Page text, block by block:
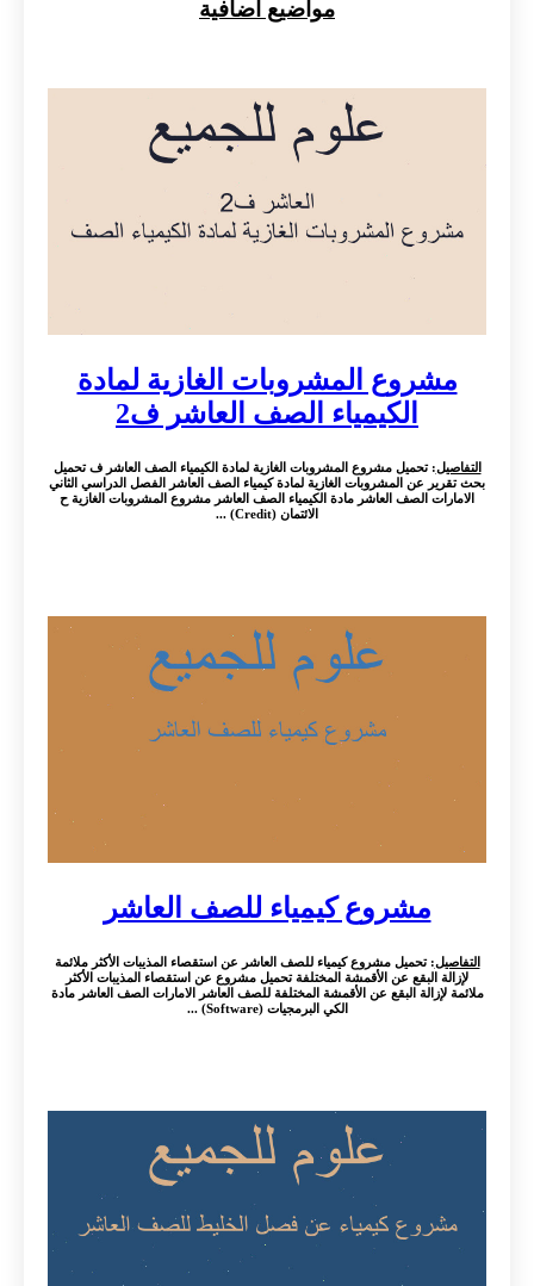
مواضيع اضافية
مشروع المشروبات الغازية لمادة
الكيمياء الصف العاشر ف2
التفاصيل: تحميل مشروع المشروبات الغازية لمادة الكيمياء الصف العاشر ف تحميل
بحث تقرير عن المشروبات الغازية لمادة كيمياء الصف العاشر الفصل الدراسي الثاني
الامارات الصف العاشر مادة الكيمياء الصف العاشر مشروع المشروبات الغازية ح
الائتمان (Credit) ...
مشروع كيمياء للصف العاشر
التفاصيل: تحميل مشروع كيمياء للصف العاشر عن استقصاء المذيبات الأكثر ملائمة
لإزالة البقع عن الأقمشة المختلفة تحميل مشروع عن استقصاء المذيبات الأكثر
ملائمة لإزالة البقع عن الأقمشة المختلفة للصف العاشر الامارات الصف العاشر مادة
الكي البرمجيات (Software) ...